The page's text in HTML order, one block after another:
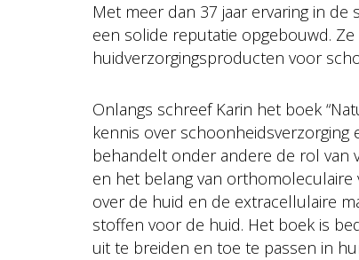
Met meer dan 37 jaar ervaring in
een solide reputatie opgebouwd.
huidverzorgingsproducten voor
Onlangs schreef Karin het boek
kennis over
behandelt onder andere de rol van
en het belang van
over de huid en de extracellulaire
stoffen voor de huid. Het boek is
uit te breiden en toe te passen in